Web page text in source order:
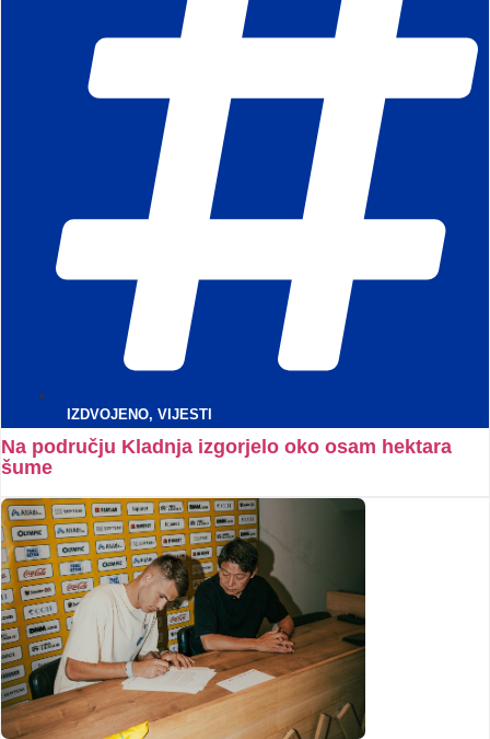
IZDVOJENO, VIJESTI
Na području Kladnja izgorjelo oko osam hektara
šume